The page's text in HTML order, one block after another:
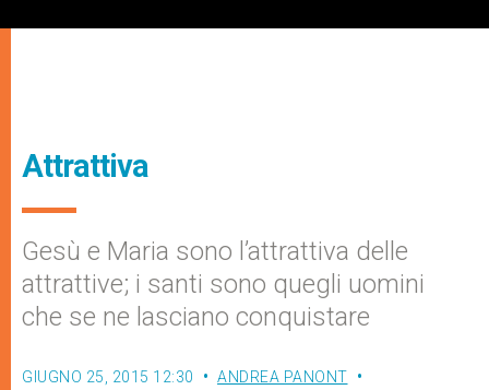
Attrattiva
Gesù e Maria sono l’attrattiva delle
attrattive; i santi sono quegli uomini
che se ne lasciano conquistare
GIUGNO 25, 2015 12:30
ANDREA PANONT